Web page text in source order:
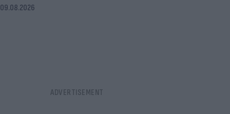
09.08.2026